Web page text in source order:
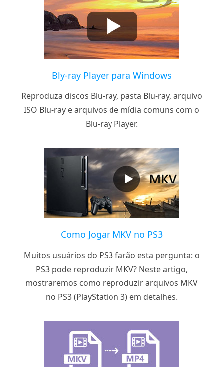
Bly-ray Player para Windows
Reproduza discos Blu-ray, pasta Blu-ray, arquivo
ISO Blu-ray e arquivos de mídia comuns com o
Blu-ray Player.
Como Jogar MKV no PS3
Muitos usuários do PS3 farão esta pergunta: o
PS3 pode reproduzir MKV? Neste artigo,
mostraremos como reproduzir arquivos MKV
no PS3 (PlayStation 3) em detalhes.